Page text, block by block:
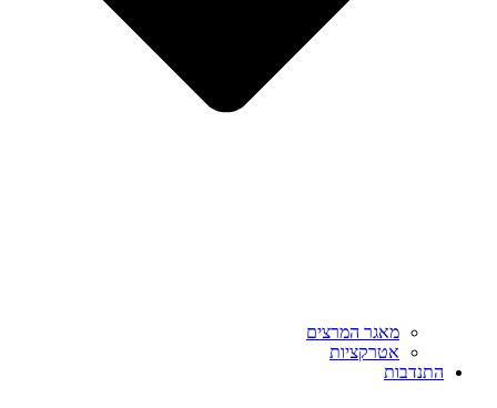
מאגר המרצים
אטרקציות
התנדבות